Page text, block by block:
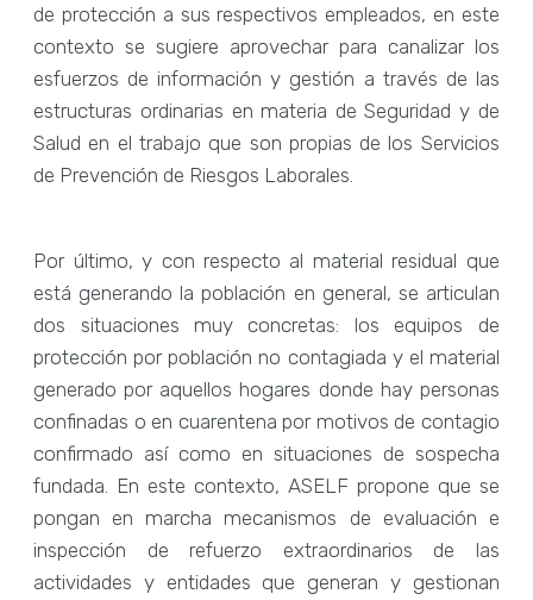
de protección a sus respectivos empleados, en este
contexto se sugiere aprovechar para canalizar los
esfuerzos de información y gestión a través de las
estructuras ordinarias en materia de Seguridad y de
Salud en el trabajo que son propias de los Servicios
de Prevención de Riesgos Laborales.
Por último, y con respecto al material residual que
está generando la población en general, se articulan
dos situaciones muy concretas: los equipos de
protección por población no contagiada y el material
generado por aquellos hogares donde hay personas
confinadas o en cuarentena por motivos de contagio
confirmado así como en situaciones de sospecha
fundada. En este contexto, ASELF propone que se
pongan en marcha mecanismos de evaluación e
inspección de refuerzo extraordinarios de las
actividades y entidades que generan y gestionan